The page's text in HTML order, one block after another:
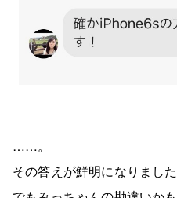
……。
その答えが鮮明になりまし